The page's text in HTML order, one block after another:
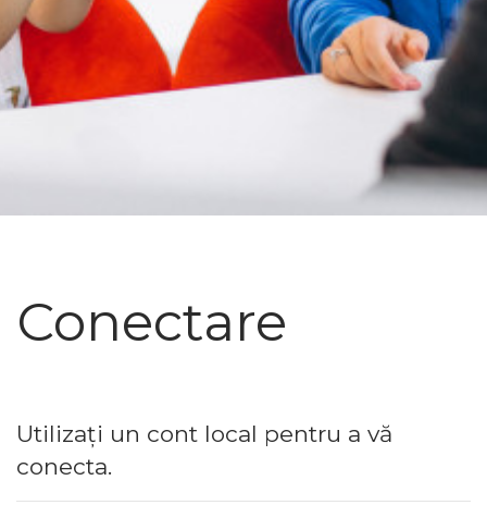
Conectare
Utilizați un cont local pentru a vă
conecta.